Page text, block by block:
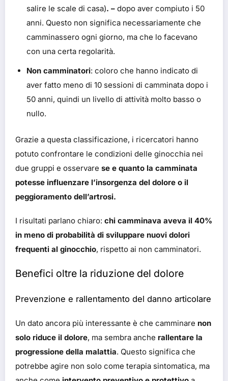
salire le scale di casa). – dopo aver compiuto i 50
anni. Questo non significa necessariamente che
camminassero ogni giorno, ma che lo facevano
con una certa regolarità.
Non camminatori: coloro che hanno indicato di
aver fatto meno di 10 sessioni di camminata dopo i
50 anni, quindi un livello di attività molto basso o
nullo.
Grazie a questa classificazione, i ricercatori hanno
potuto confrontare le condizioni delle ginocchia nei
due gruppi e osservare se e quanto la camminata
potesse influenzare l’insorgenza del dolore o il
peggioramento dell’artrosi.
I risultati parlano chiaro: chi camminava aveva il 40%
in meno di probabilità di sviluppare nuovi dolori
frequenti al ginocchio, rispetto ai non camminatori.
Benefici oltre la riduzione del dolore
Prevenzione e rallentamento del danno articolare
Un dato ancora più interessante è che camminare non
solo riduce il dolore, ma sembra anche rallentare la
progressione della malattia. Questo significa che
potrebbe agire non solo come terapia sintomatica, ma